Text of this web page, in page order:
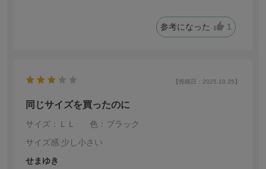
参考になった 1
【投稿日：2025.10.25】
同じサイズを買ったのに
サイズ：ＬＬ
色：ブラック
サイズ感:少し小さい
せまゆき